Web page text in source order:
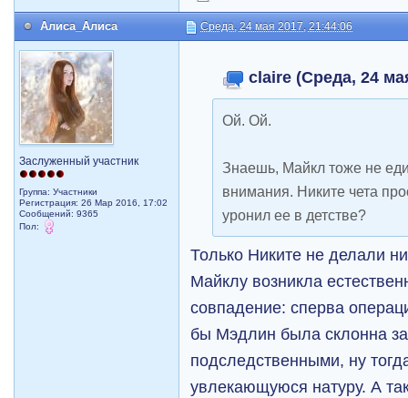
Алиса_Алиса Среда, 24 мая 2017, 21:44:06
Заслуженный участник
Группа: Участники
Регистрация: 26 Мар 2016, 17:02
Сообщений: 9365
Пол:
claire (Среда, 24
Ой. Ой.
Знаешь, Майкл тоже не
внимания. Никите чета
уронил ее в детстве?
Только Никите не делали
Майклу возникла
совпадение: сперва
бы Мэдлин была склонна
подследственными, ну
увлекающуюся натуру. А